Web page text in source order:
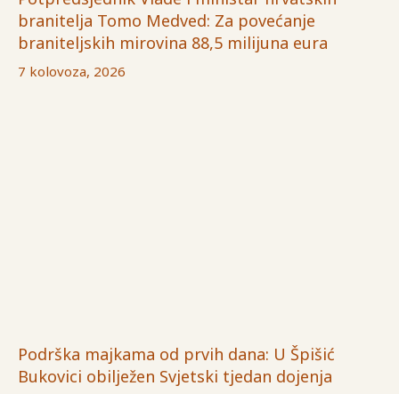
branitelja Tomo Medved: Za povećanje
braniteljskih mirovina 88,5 milijuna eura
7 kolovoza, 2026
Podrška majkama od prvih dana: U Špišić
Bukovici obilježen Svjetski tjedan dojenja